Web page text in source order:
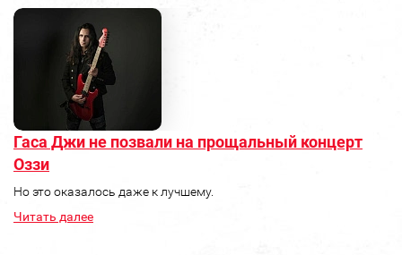
Гаса Джи не позвали на прощальный концерт
Оззи
Но это оказалось даже к лучшему.
Читать далее